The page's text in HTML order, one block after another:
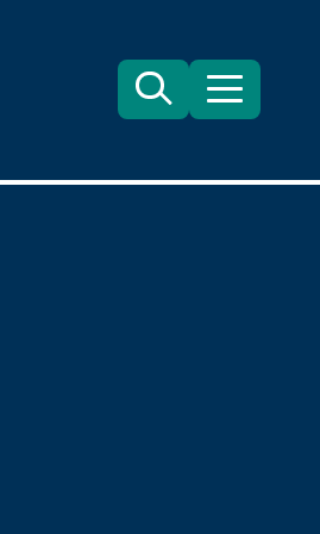
Search
目
錄